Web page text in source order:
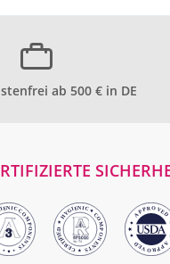
ab 500 € in DE